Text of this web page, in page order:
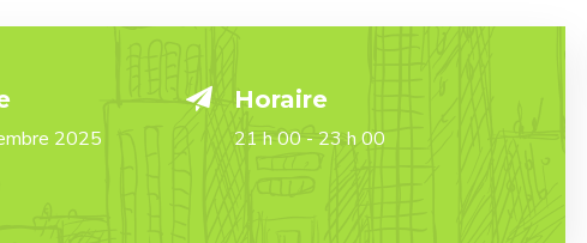
2025
Horaire
21 h 00 - 23 h 00